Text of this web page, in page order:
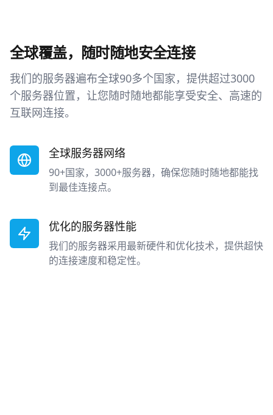
全球覆盖，随时随地安全连接
我们的服务器遍布全球90多个国家，提供超过3000
个服务器位置，让您随时随地都能享受安全、高速的
互联网连接。
全球服务器网络
90+国家，3000+服务器，确保您随时随地都能找
到最佳连接点。
优化的服务器性能
我们的服务器采用最新硬件和优化技术，提供超快
的连接速度和稳定性。